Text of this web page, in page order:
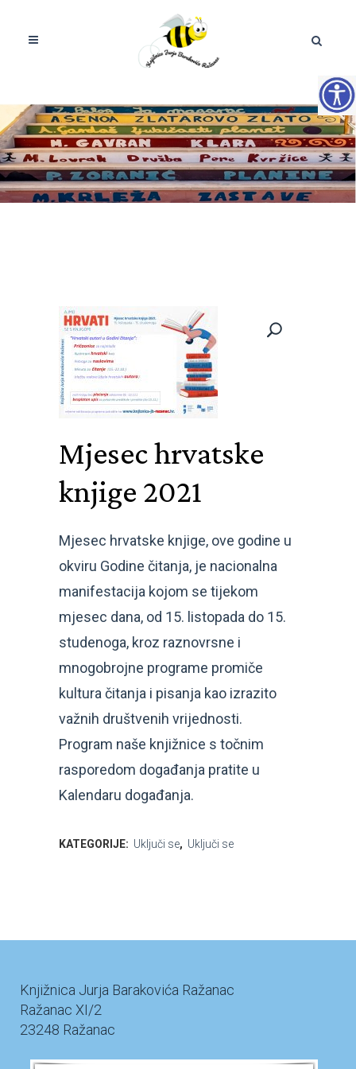
Mjesec hrvatske
knjige 2021
Mjesec hrvatske knjige, ove godine u
okviru Godine čitanja, je nacionalna
manifestacija kojom se tijekom
mjesec dana, od 15. listopada do 15.
studenoga, kroz raznovrsne i
mnogobrojne programe promiče
kultura čitanja i pisanja kao izrazito
važnih društvenih vrijednosti.
Program naše knjižnice s točnim
rasporedom događanja pratite u
Kalendaru događanja.
KATEGORIJE: Uključi se, Uključi se
Knjižnica Jurja Barakovića Ražanac
Ražanac XI/2
23248 Ražanac